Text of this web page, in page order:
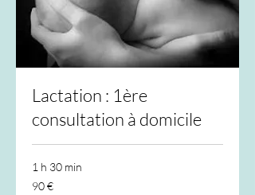
Lactation : 1ère
consultation à domicile
1 h 30 min
90
euros
90 €